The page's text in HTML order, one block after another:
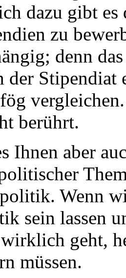
dazu gibt
zu
denn
der Stipendiat
berührt.
Ihnen aber
Wenn
sein lassen
geht,
müssen.